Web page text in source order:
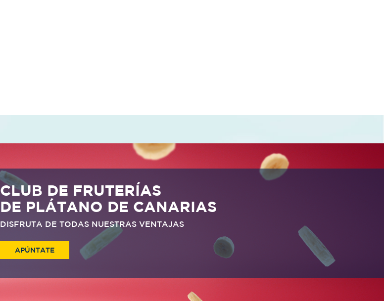
CLUB DE FRUTERÍAS
DE PLÁTANO DE CANARIAS
DISFRUTA DE TODAS NUESTRAS VENTAJAS
APÚNTATE